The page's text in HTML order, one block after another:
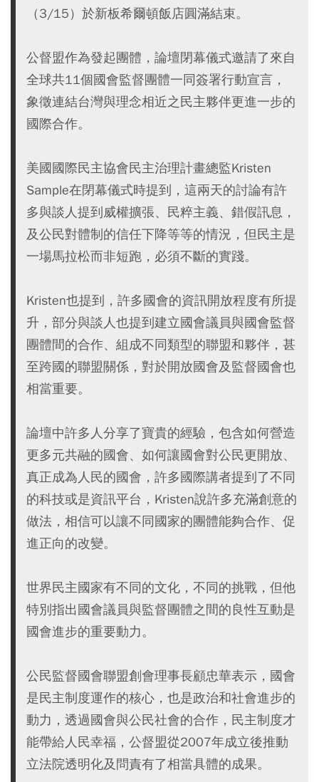
（3/15）於新板希爾頓飯店圓滿結束。
公督盟作為發起團體，論壇閉幕儀式邀請了來自
全球共11個國會監督團體一同簽署行動宣言，
象徵連結台灣與理念相近之民主夥伴更進一步的
國際合作。
美國國際民主協會民主治理計畫總監Kristen
Sample在閉幕儀式時提到，這兩天的討論有許
多與談人提到威權擴張、民粹主義、錯假訊息，
及公民對體制的信任下降等等的情況，但民主是
一場馬拉松而非短跑，必須不斷的實踐。
Kristen也提到，許多國會的資訊開放程度有所提
升，部分與談人也提到建立國會議員與國會監督
團體間的合作、組成不同類型的聯盟和夥伴，甚
至跨國的聯盟關係，對於開放國會及監督國會也
相當重要。
論壇中許多人分享了寶貴的經驗，包含如何營造
更多元共融的國會、如何讓國會對公民更開放、
真正成為人民的國會，許多國際講者提到了不同
的科技或是資訊平台，Kristen說許多充滿創意的
做法，相信可以讓不同國家的團體能夠合作、促
進正向的改變。
世界民主國家有不同的文化，不同的挑戰，但他
特別指出國會議員與監督團體之間的良性互動是
國會進步的重要動力。
公民監督國會聯盟創會理事長顧忠華表示，國會
是民主制度運作的核心，也是政治和社會進步的
動力，透過國會與公民社會的合作，民主制度才
能帶給人民幸福，公督盟從2007年成立後推動
立法院透明化及問責有了相當具體的成果。